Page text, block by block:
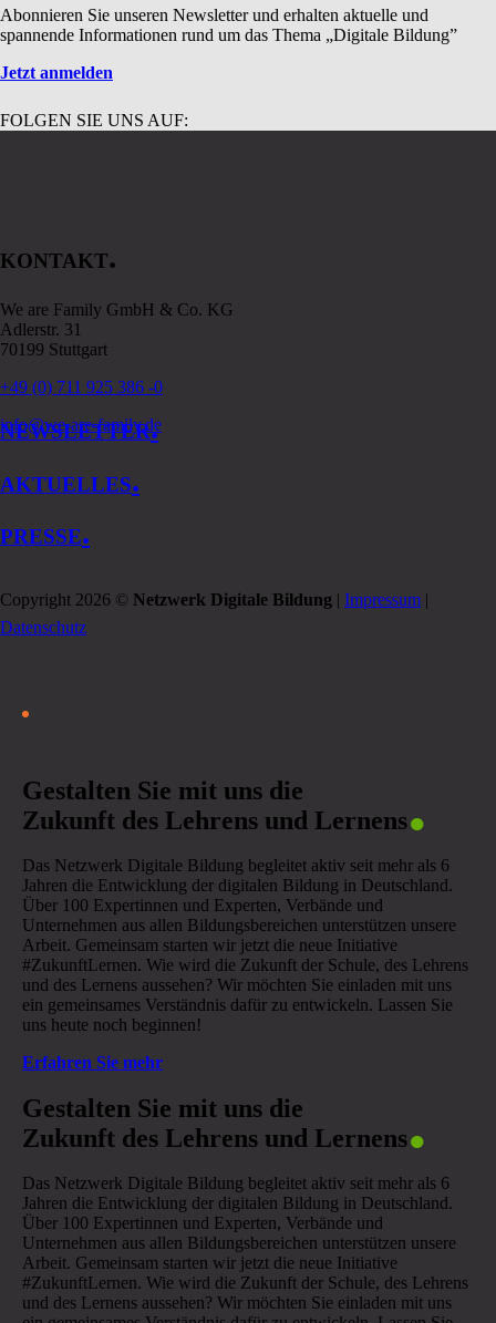
Abonnieren Sie unseren Newsletter und erhalten aktuelle und
spannende Informationen rund um das Thema „Digitale Bildung”
Jetzt anmelden
FOLGEN SIE UNS AUF:
KONTAKT.
We are Family GmbH & Co. KG
Adlerstr. 31
70199 Stuttgart
+49 (0) 711 925 386 -0
info@we-are-family.de
NEWSLETTER.
AKTUELLES.
PRESSE.
Copyright 2026 © Netzwerk Digitale Bildung | Impressum |
Datenschutz
Gestalten Sie mit uns die
Zukunft des Lehrens und Lernens.
Das Netzwerk Digitale Bildung begleitet aktiv seit mehr als 6
Jahren die Entwicklung der digitalen Bildung in Deutschland.
Über 100 Expertinnen und Experten, Verbände und
Unternehmen aus allen Bildungsbereichen unterstützen unsere
Arbeit. Gemeinsam starten wir jetzt die neue Initiative
#ZukunftLernen. Wie wird die Zukunft der Schule, des Lehrens
und des Lernens aussehen? Wir möchten Sie einladen mit uns
ein gemeinsames Verständnis dafür zu entwickeln. Lassen Sie
uns heute noch beginnen!
Erfahren Sie mehr
Gestalten Sie mit uns die
Zukunft des Lehrens und Lernens.
Das Netzwerk Digitale Bildung begleitet aktiv seit mehr als 6
Jahren die Entwicklung der digitalen Bildung in Deutschland.
Über 100 Expertinnen und Experten, Verbände und
Unternehmen aus allen Bildungsbereichen unterstützen unsere
Arbeit. Gemeinsam starten wir jetzt die neue Initiative
#ZukunftLernen. Wie wird die Zukunft der Schule, des Lehrens
und des Lernens aussehen? Wir möchten Sie einladen mit uns